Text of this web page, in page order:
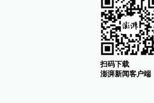
扫码下载
澎湃新闻客户端